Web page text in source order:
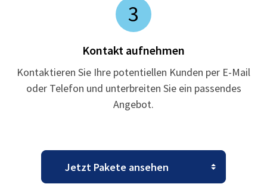
3
Kontakt aufnehmen
Kontaktieren Sie Ihre potentiellen Kunden per E-Mail
oder Telefon und unterbreiten Sie ein passendes
Angebot.